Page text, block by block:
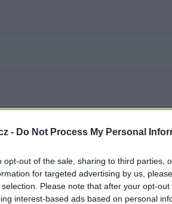
- Do Not Process My Personal
opt-out of the sale, sharing to third parties,
for targeted advertising by us,
Please note that after your opt-
interest-based ads based on personal